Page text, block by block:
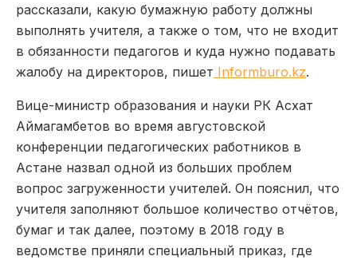
рассказали, какую бумажную работу должны
выполнять учителя, а также о том, что не входит
в обязанности педагогов и куда нужно подавать
жалобу на директоров, пишет Informburo.kz.
Вице-министр образования и науки РК Асхат
Аймагамбетов во время августовской
конференции педагогических работников в
Астане назвал одной из больших проблем
вопрос загруженности учителей. Он пояснил, что
учителя заполняют большое количество отчётов,
бумаг и так далее, поэтому в 2018 году в
ведомстве приняли специальный приказ, где